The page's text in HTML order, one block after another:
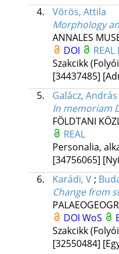
4.
Vörös, Attila
Morphology
ANNALES
DOI
REAL
Szakcikk
[34437485]
5.
Galácz, András
In memoriam
FÖLDTANI
REAL
Personalia,
[34756065]
6.
Karádi, V;
Change from
DOI WoS
Szakcikk
[32550484]